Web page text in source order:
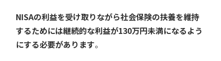
NISAの利益を受け取りながら社会保険の扶養を維持
するためには継続的な利益が130万円未満になるよう
にする必要があります。